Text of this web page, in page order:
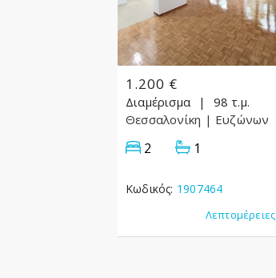
1.200 €
Διαμέρισμα
98 τ.μ.
Θεσσαλονίκη | Ευζώνων
2 1
Κωδικός: 1907464
Λεπτομέρειες